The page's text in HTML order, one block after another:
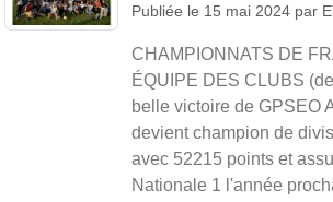
Publiée le 15 mai 2024 par
CHAMPIONNATS DE
ÉQUIPE DES CLUBS
belle victoire de GPSEO
devient champion de
avec 52215 points et
Nationale 1 l'année